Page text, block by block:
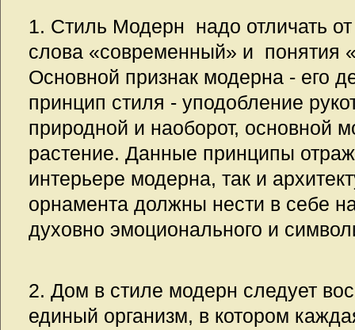
1. Стиль Модерн надо отличать
слова «современный» и понятия
Основной признак модерна - его
принцип стиля - уподобление
природной и наоборот, основной
растение. Данные принципы
интерьере модерна, так и
орнамента должны нести в себе
духовно эмоционального и
2. Дом в стиле модерн следует
единый организм, в котором